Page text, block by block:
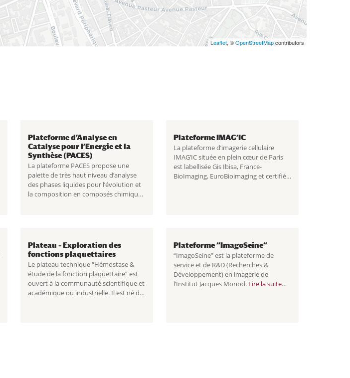
Leaflet, ©OpenStreetMapcontributors
Plateforme d’Analyse en
Catalyse pour l’Energie et la
Synthèse (PACES)
La plateforme PACES propose une
palette de très haut niveau d’analyse
des phases liquides pour l’évolution et
la composition en composés chimiques
Plateforme IMAG’IC
La plateforme d’imagerie cellulaire
IMAG’IC située en plein cœur de Paris
est labellisée Gis Ibisa, France-
BioImaging, EuroBioimaging et certifiée
Plateau – Exploration des
fonctions plaquettaires
Le plateau technique “Hémostase &
étude de la fonction plaquettaire” est
ouvert à la communauté scientifique et
académique ou industrielle. Il est né de
Plateforme “ImagoSeine”
“ImagoSeine” est la plateforme de
service et de R&D (Recherches &
Développement) en imagerie de
l’Institut Jacques Monod. Lire la suite